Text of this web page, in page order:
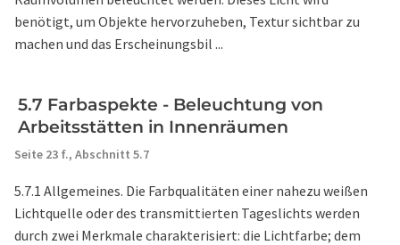
benötigt, um Objekte hervorzuheben, Textur sichtbar zu
machen und das Erscheinungsbil ...
5.7 Farbaspekte - Beleuchtung von
Arbeitsstätten in Innenräumen
Seite 23 f., Abschnitt 5.7
5.7.1 Allgemeines. Die Farbqualitäten einer nahezu weißen
Lichtquelle oder des transmittierten Tageslichts werden
durch zwei Merkmale charakterisiert: die Lichtfarbe; dem